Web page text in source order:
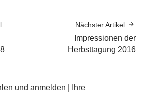
Nächster Artikel
Impressionen der
Herbsttagung 2016
und anmelden | Ihre